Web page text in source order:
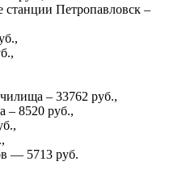
Петропавловск –
– 33762 руб.,
– 8520 руб.,
— 5713 руб.